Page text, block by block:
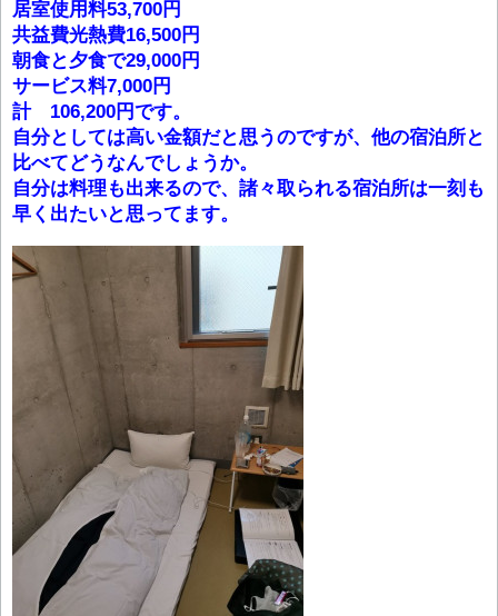
居室使用料53,700円
共益費光熱費16,500円
朝食と夕食で29,000円
サービス料7,000円
計 106,200円です。
自分としては高い金額だと思うのですが、他の宿泊所と
比べてどうなんでしょうか。
自分は料理も出来るので、諸々取られる宿泊所は一刻も
早く出たいと思ってます。